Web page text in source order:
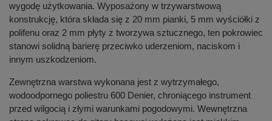
wygodę użytkowania. Wyposażony w trzywarstwową
konstrukcję, która składa się z 20 mm pianki, 5 mm wyściółki z
polifenu oraz 2 mm płyty z tworzywa sztucznego, ten pokrowiec
stanowi solidną barierę przeciwko uderzeniom, naciskom i
innym uszkodzeniom.
Zewnętrzna warstwa wykonana jest z wytrzymałego,
wodoodpornego poliestru 600 Denier, chroniącego instrument
przed wilgocią i złymi warunkami pogodowymi. Wewnętrzna